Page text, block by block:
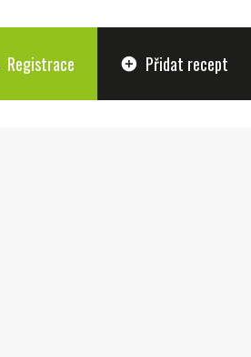
Registrace add_circle Přidat recept